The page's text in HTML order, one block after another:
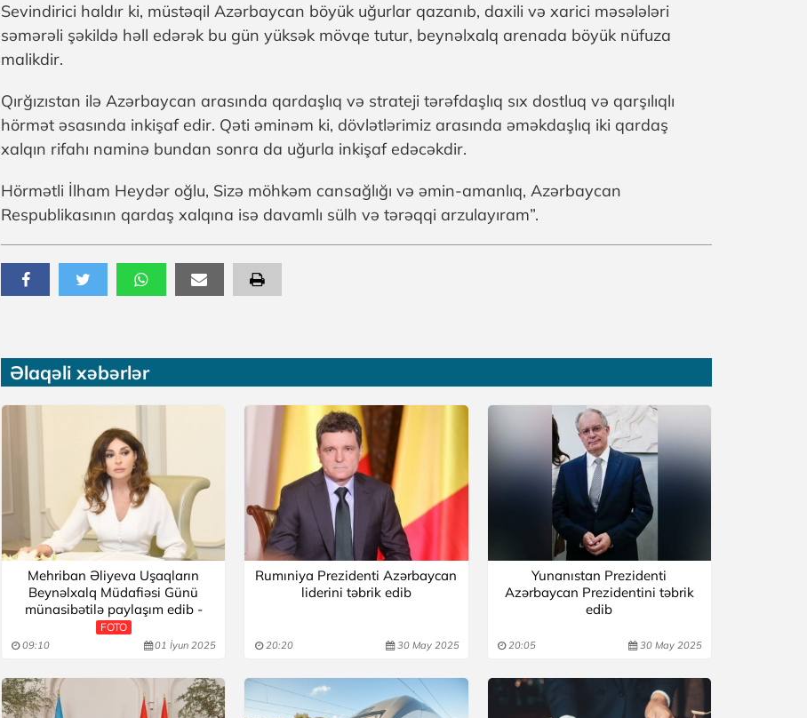
Sevindirici haldır ki, müstəqil Azərbaycan böyük uğurlar qazanıb, daxili və xarici məsələləri
səmərəli şəkildə həll edərək bu gün yüksək mövqe tutur, beynəlxalq arenada böyük nüfuza
malikdir.
Qırğızıstan ilə Azərbaycan arasında qardaşlıq və strateji tərəfdaşlıq sıx dostluq və qarşılıqlı
hörmət əsasında inkişaf edir. Qəti əminəm ki, dövlətlərimiz arasında əməkdaşlıq iki qardaş
xalqın rifahı naminə bundan sonra da uğurla inkişaf edəcəkdir.
Hörmətli İlham Heydər oğlu, Sizə möhkəm cansağlığı və əmin-amanlıq, Azərbaycan
Respublikasının qardaş xalqına isə davamlı sülh və tərəqqi arzulayıram”.
Əlaqəli xəbərlər
Mehriban Əliyeva Uşaqların
Beynəlxalq Müdafiəsi Günü
münasibətilə paylaşım edib -
FOTO
09:10 01 İyun 2025
Rumıniya Prezidenti Azərbaycan
liderini təbrik edib
20:20 30 May 2025
Yunanıstan Prezidenti
Azərbaycan Prezidentini təbrik
edib
20:05 30 May 2025